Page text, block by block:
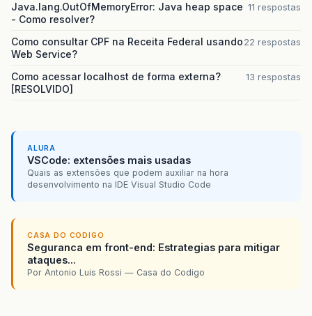
Java.lang.OutOfMemoryError: Java heap space
- Como resolver?
11 respostas
Como consultar CPF na Receita Federal usando
Web Service?
22 respostas
Como acessar localhost de forma externa?
[RESOLVIDO]
13 respostas
ALURA
VSCode: extensões mais usadas
Quais as extensões que podem auxiliar na hora
desenvolvimento na IDE Visual Studio Code
CASA DO CODIGO
Seguranca em front-end: Estrategias para mitigar
ataques...
Por Antonio Luis Rossi — Casa do Codigo